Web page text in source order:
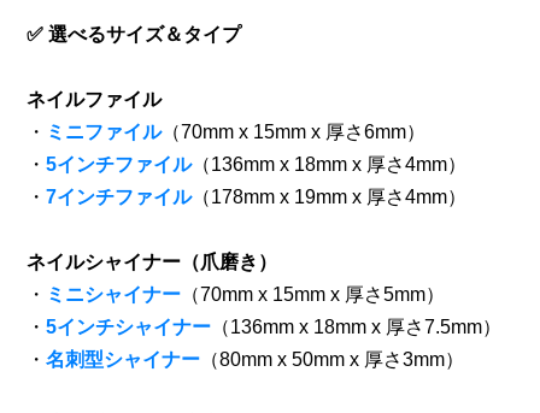
✅ 選べるサイズ＆タイプ
ネイルファイル
・ ミニファイル（70mm x 15mm x 厚さ6mm）
・5インチファイル（136mm x 18mm x 厚さ4mm）
・7インチファイル（178mm x 19mm x 厚さ4mm）
ネイルシャイナー（爪磨き）
・ ミニシャイナー （70mm x 15mm x 厚さ5mm）
・5インチシャイナー （136mm x 18mm x 厚さ7.5mm）
・名刺型シャイナー （80mm x 50mm x 厚さ3mm）